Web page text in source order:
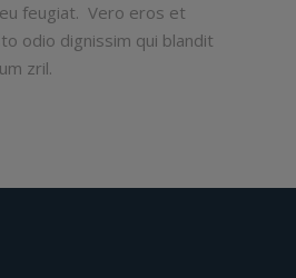
feugiat. Vero eros et
odio dignissim qui blandit
zril.